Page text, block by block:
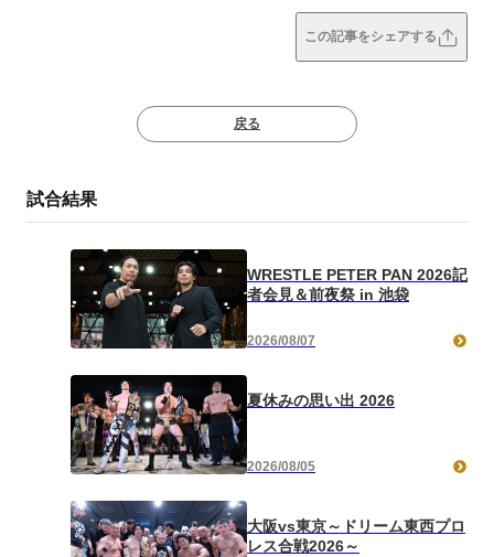
この記事をシェアする
戻る
試合結果
WRESTLE PETER PAN 2026記
者会見＆前夜祭 in 池袋
2026/08/07
夏休みの思い出 2026
2026/08/05
大阪vs東京～ドリーム東西プロ
レス合戦2026～